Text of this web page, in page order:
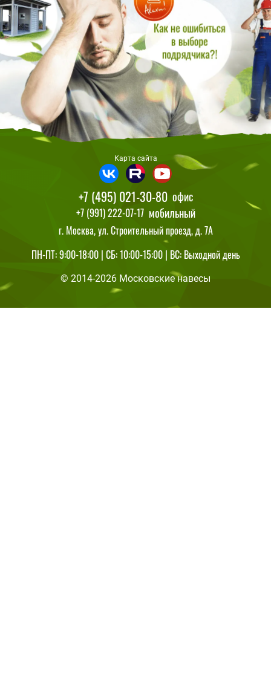
ПН-ПТ: 9:00-18:00 | СБ: 10:00-15:00 | ВС: Выходной день
© 2014-2026 Московские навесы
+7 (495) 021-30-80 офис
+7 (991) 222-07-17 мобильный
г. Москва, ул. Строительный проезд, д. 7А
Карта сайта